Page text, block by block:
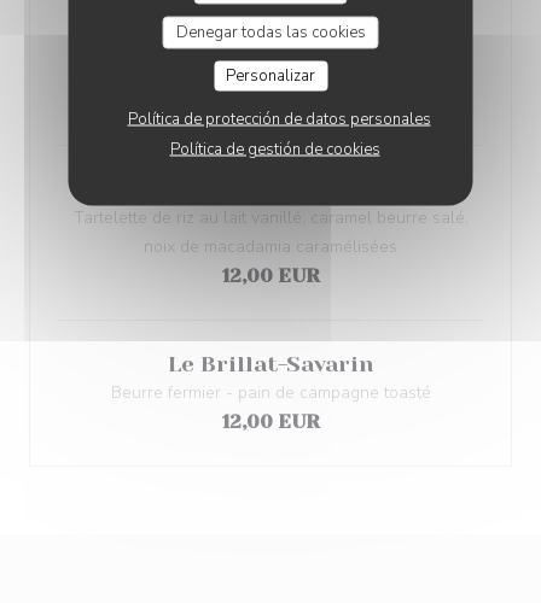
Denegar todas las cookies
Personalizar
Política de protección de datos personales
Política de gestión de cookies
La Fraise
Soupe de fraises Gariguette, chantilly vanille-
mascarpone, tuile d’amande
Tartelette de riz au lait vanillé, caramel beurre salé,
noix de macadamia caramélisées
12,00 EUR
Le Brillat-Savarin
Beurre fermier - pain de campagne toasté
12,00 EUR